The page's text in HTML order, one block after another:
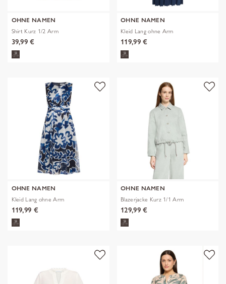
OHNE NAMEN
Shirt Kurz 1/2 Arm
39,99 €
OHNE NAMEN
Kleid Lang ohne Arm
119,99 €
OHNE NAMEN
Kleid Lang ohne Arm
119,99 €
OHNE NAMEN
Blazerjacke Kurz 1/1 Arm
129,99 €